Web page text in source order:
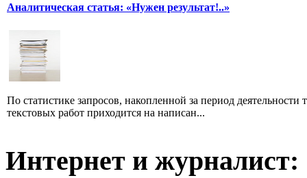
Аналитическая статья: «Нужен результат!..»
По статистике запросов, накопленной за период
текстовых работ приходится на написан...
Интернет и журналист: